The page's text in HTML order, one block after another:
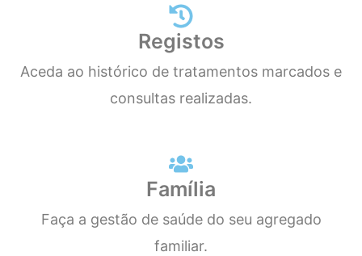
Registos
Aceda ao histórico de tratamentos marcados e
consultas realizadas.
Família
Faça a gestão de saúde do seu agregado
familiar.